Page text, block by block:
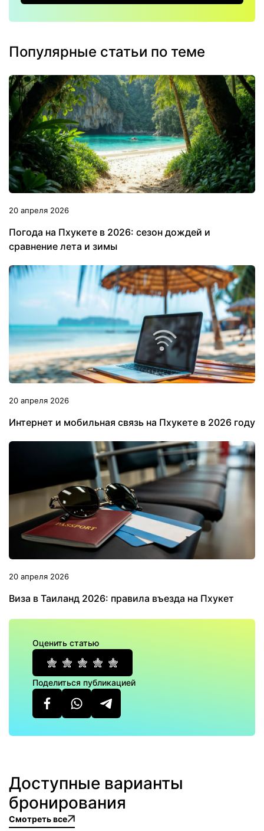
Популярные статьи по теме
20 апреля 2026
Погода на Пхукете в 2026: сезон дождей и
сравнение лета и зимы
20 апреля 2026
Интернет и мобильная связь на Пхукете в 2026 году
20 апреля 2026
Виза в Таиланд 2026: правила въезда на Пхукет
Оценить статью
Поделиться публикацией
Доступные варианты
бронирования
Смотреть все